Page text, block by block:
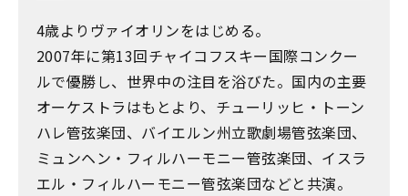
4歳よりヴァイオリンをはじめる。
2007年に第13回チャイコフスキー国際コンクー
ルで優勝し、世界中の注目を浴びた。国内の主要
オーケストラはもとより、チューリッヒ・トーン
ハレ管弦楽団、バイエルン州立歌劇場管弦楽団、
ミュンヘン・フィルハーモニー管弦楽団、イスラ
エル・フィルハーモニー管弦楽団などと共演。